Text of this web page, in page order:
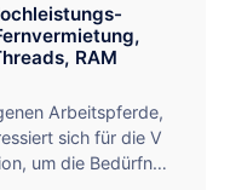
den Abstand un
(vertikal/horizonta
Schritten einfach
Software zu inst
verwendet werden
von WeChat lange
Reise-Alben und a
RAM
Arbeitspferde,
sich für die V
um die Bedürfnis